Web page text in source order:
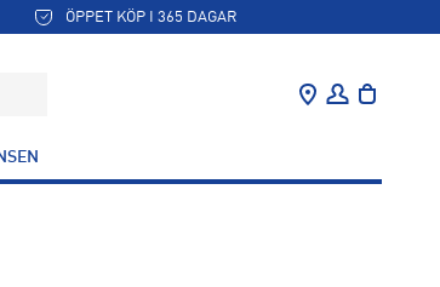
ÖPPET KÖP I 365 DAGAR